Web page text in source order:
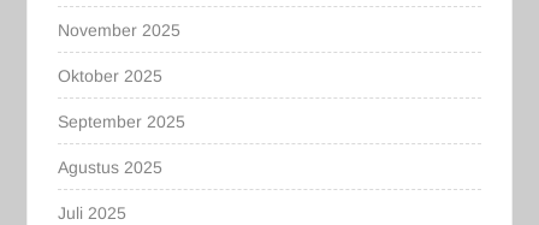
November 2025
Oktober 2025
September 2025
Agustus 2025
Juli 2025